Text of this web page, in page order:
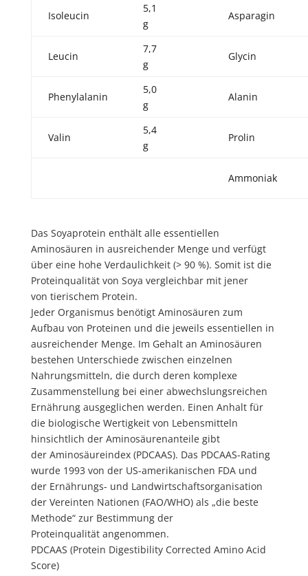
Isoleucin
5,1
g
Asparagin
Leucin
7,7
g
Glycin
Phenylalanin
5,0
g
Alanin
Valin
5,4
g
Prolin
Ammoniak
Das Soyaprotein enthält alle essentiellen
Aminosäuren in ausreichender Menge und verfügt
über eine hohe Verdaulichkeit (> 90 %). Somit ist die
Proteinqualität von Soya vergleichbar mit jener
von tierischem Protein.
Jeder Organismus benötigt Aminosäuren zum
Aufbau von Proteinen und die jeweils essentiellen in
ausreichender Menge. Im Gehalt an Aminosäuren
bestehen Unterschiede zwischen einzelnen
Nahrungsmitteln, die durch deren komplexe
Zusammenstellung bei einer abwechslungsreichen
Ernährung ausgeglichen werden. Einen Anhalt für
die biologische Wertigkeit von Lebensmitteln
hinsichtlich der Aminosäurenanteile gibt
der Aminosäureindex (PDCAAS). Das PDCAAS-Rating
wurde 1993 von der US-amerikanischen FDA und
der Ernährungs- und Landwirtschaftsorganisation
der Vereinten Nationen (FAO/WHO) als „die beste
Methode“ zur Bestimmung der
Proteinqualität angenommen.
PDCAAS (Protein Digestibility Corrected Amino Acid
Score)